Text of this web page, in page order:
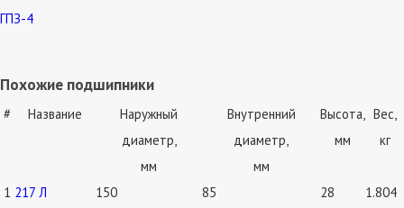
ГПЗ-4
Похожие подшипники
# Название
Наружный
диаметр,
мм
Внутренний
диаметр,
мм
Высота,
мм
Вес,
кг
1 217 Л 150 85 28
1.804